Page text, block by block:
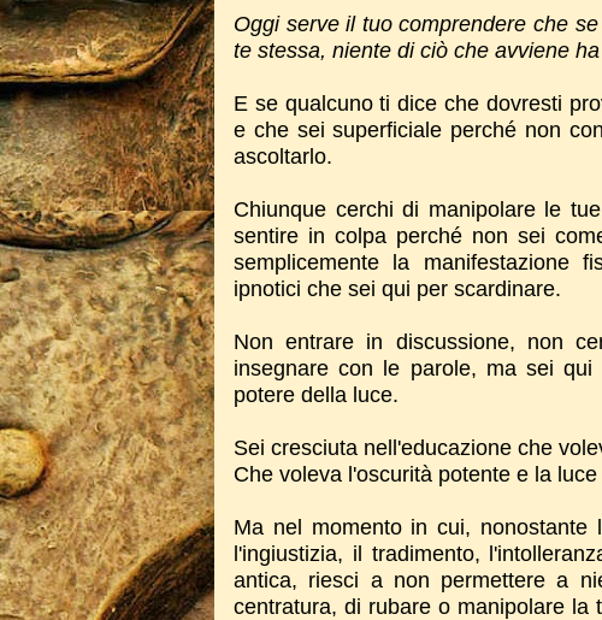
Oggi serve il tuo comprendere che
te stessa, niente di ciò che avviene
E se qualcuno ti dice che dovresti
e che sei superficiale perché non
ascoltarlo.
Chiunque cerchi di manipolare le
sentire in colpa perché non sei
semplicemente la manifestazione
ipnotici che sei qui per scardinare.
Non entrare in discussione, non
insegnare con le parole, ma sei qui
potere della luce.
Sei cresciuta nell'educazione che
Che voleva l'oscurità potente e la
Ma nel momento in cui,
l'ingiustizia, il tradimento,
antica, riesci a non permettere a
centratura, di rubare o manipolare la